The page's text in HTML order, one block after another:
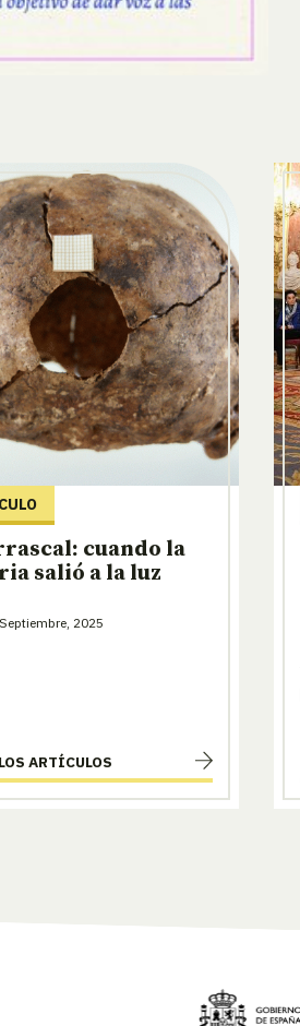
cuando la
salió a la luz
2025
ARTÍCULOS